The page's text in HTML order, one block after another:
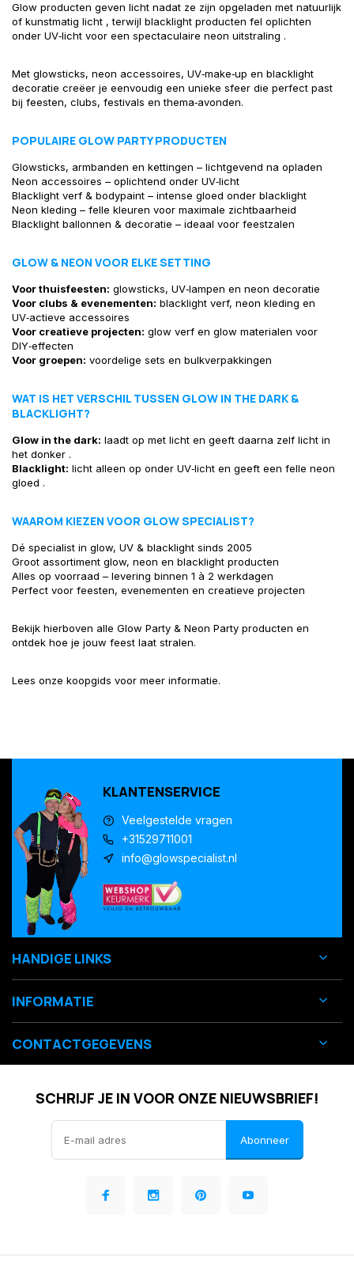
Glow producten geven licht nadat ze zijn opgeladen met natuurlijk
of kunstmatig licht , terwijl blacklight producten fel oplichten
onder UV‑licht voor een spectaculaire neon uitstraling .
Met glowsticks, neon accessoires, UV‑make‑up en blacklight
decoratie creëer je eenvoudig een unieke sfeer die perfect past
bij feesten, clubs, festivals en thema‑avonden.
POPULAIRE GLOW PARTY PRODUCTEN
Glowsticks, armbanden en kettingen – lichtgevend na opladen
Neon accessoires – oplichtend onder UV‑licht
Blacklight verf & bodypaint – intense gloed onder blacklight
Neon kleding – felle kleuren voor maximale zichtbaarheid
Blacklight ballonnen & decoratie – ideaal voor feestzalen
GLOW & NEON VOOR ELKE SETTING
Voor thuisfeesten: glowsticks, UV‑lampen en neon decoratie
Voor clubs & evenementen: blacklight verf, neon kleding en
UV‑actieve accessoires
Voor creatieve projecten: glow verf en glow materialen voor
DIY‑effecten
Voor groepen: voordelige sets en bulkverpakkingen
WAT IS HET VERSCHIL TUSSEN GLOW IN THE DARK &
BLACKLIGHT?
Glow in the dark: laadt op met licht en geeft daarna zelf licht in
het donker .
Blacklight: licht alleen op onder UV‑licht en geeft een felle neon
gloed .
WAAROM KIEZEN VOOR GLOW SPECIALIST?
Dé specialist in glow, UV & blacklight sinds 2005
Groot assortiment glow, neon en blacklight producten
Alles op voorraad – levering binnen 1 à 2 werkdagen
Perfect voor feesten, evenementen en creatieve projecten
Bekijk hierboven alle Glow Party & Neon Party producten en
ontdek hoe je jouw feest laat stralen.
Lees onze koopgids voor meer informatie.
KLANTENSERVICE
Veelgestelde vragen
+31529711001
info@glowspecialist.nl
HANDIGE LINKS
INFORMATIE
CONTACTGEGEVENS
SCHRIJF JE IN VOOR ONZE NIEUWSBRIEF!
Abonneer